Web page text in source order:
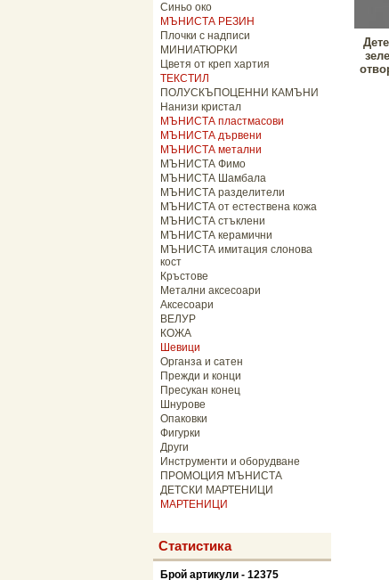
Синьо око
МЪНИСТА РЕЗИН
Плочки с надписи
МИНИАТЮРКИ
Цветя от креп хартия
ТЕКСТИЛ
ПОЛУСКЪПОЦЕННИ КАМЪНИ
Нанизи кристал
МЪНИСТА пластмасови
МЪНИСТА дървени
МЪНИСТА метални
МЪНИСТА Фимо
МЪНИСТА Шамбала
МЪНИСТА разделители
МЪНИСТА от естествена кожа
МЪНИСТА стъклени
МЪНИСТА керамични
МЪНИСТА имитация слонова
кост
Кръстове
Метални аксесоари
Аксесоари
ВЕЛУР
КОЖА
Шевици
Органза и сатен
Прежди и конци
Пресукан конец
Шнурове
Опаковки
Фигурки
Други
Инструменти и оборудване
ПРОМОЦИЯ МЪНИСТА
ДЕТСКИ МАРТЕНИЦИ
МАРТЕНИЦИ
Статистика
Брой артикули - 12375